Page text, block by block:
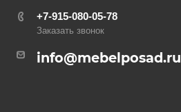
+7-915-080-05-78
Заказать звонок
info@mebelposad.ru